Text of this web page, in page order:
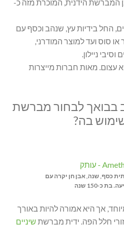
המברשת הידנית, המוכרת מזה כ-
החל בידיות עץ, שנהב וכסף עם
סוס ועד למוצר המודרני,
ניילון.
עצום. מאות חברות מייצרות
בבואך לבחור מברשת
בה?
כסף, שנה, אבן חן יקרה עם
בת כ-150 שנה
אך היא אמורה להיות באורך
חלל הפה. ידית מברשת שיניים